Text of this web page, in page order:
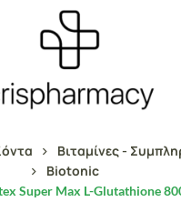
Βιταμίνες -
Biotonic
Super Max L-Glutathione